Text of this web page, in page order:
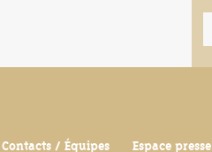
Contacts / Équipes Espace presse